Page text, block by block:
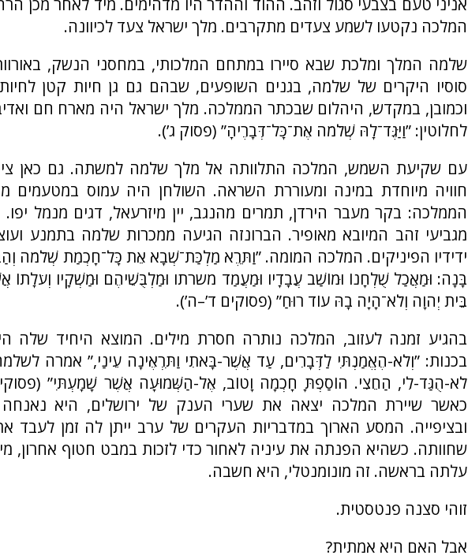
אניני טעם בצבעי סגול וזהב. ההוד וההדר היו מדהימים. מיד לאחר מכן
המלכה נקטעו לשמע צעדים מתקרבים. מלך ישראל צעד לכיוונה.
שלמה המלך ומלכת שבא סיירו במתחם המלכותי, במחסני הנשק,
סוסיו היקרים של שלמה, בגנים השופעים, שבהם גם גן חיות קטן לחיות
וכמובן, במקדש, היהלום שבכתר הממלכה. מלך ישראל היה מארח חם
לחלוטין: ”וַיַּגֶּד־לָהּ שְׁלֹמֹה אֶת־כָּל־דְּבָרֶיהָ” (פסוק ג’).
עם שקיעת השמש, המלכה התלוותה אל מלך שלמה למשתה. גם כאן
חוויה מיוחדת במינה ומעוררת השראה. השולחן היה עמוס במטעמים
הממלכה: בקר מעבר הירדן, תמרים מהנגב, יין מיזרעאל, דגים מנמל יפו.
מגביעי זהב המיובא מאופיר. הברונזה הגיעה ממכרות שלמה בתמנע
ידידיו הפיניקים. המלכה המומה. ”וַתֵּרֶא מַלְכַּת־שְׁבָא אֵת כָּל־חָכְמַת שְׁלֹמֹה
בָּנָה: וּמַאֲכַל שֻׁלְחָנוֹ וּמוֹשַׁב עֲבָדָיו וּמַעֲמַד משרתו וּמַלְבֻּשֵׁיהֶם וּמַשְׁקָיו וְעֹלָתוֹ
בֵּית יְהוָה וְלֹא־הָיָה בָהּ עוֹד רוּחַ” (פסוקים ד’–ה’).
בהגיע זמנה לעזוב, המלכה נותרה חסרת מילים. המוצא היחיד שלה
בכנות: ”וְלֹא-הֶאֱמַנְתִּי לַדְּבָרִים, עַד אֲשֶׁר-בָּאתִי וַתִּרְאֶינָה עֵינַי,” אמרה
לֹא-הֻגַּד-לִי, הַחֵצִי. הוֹסַפְתָּ חָכְמָה וָטוֹב, אֶל-הַשְּׁמוּעָה אֲשֶׁר שָׁמָעְתִּי”
כאשר שיירת המלכה יצאה את שערי הענק של ירושלים, היא
ובציפייה. המסע הארוך במדבריות העקרים של ערב ייתן לה זמן לעבד
שחוותה. כשהיא הפנתה את עיניה לאחור כדי לזכות במבט חטוף אחרון,
עלתה בראשה. זה מונומנטלי, היא חשבה.
זוהי סצנה פנטסטית.
אבל האם היא אמתית?